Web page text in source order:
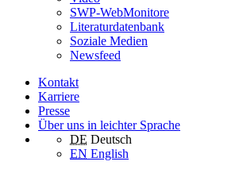
SWP-WebMonitore
Literaturdatenbank
Soziale Medien
Newsfeed
Kontakt
Karriere
Presse
Über uns in leichter Sprache
DE Deutsch
EN English